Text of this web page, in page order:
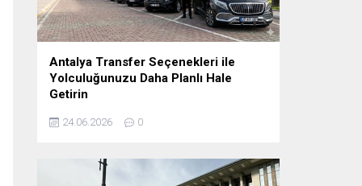
Antalya Transfer Seçenekleri ile
Yolculuğunuzu Daha Planlı Hale
Getirin
önemli detaylardan biri, varış noktasında
Antalya gibi uluslararası yoğunluğu yüksek
bir destinasyonda, havalimanından otellere
24.06.2026 0